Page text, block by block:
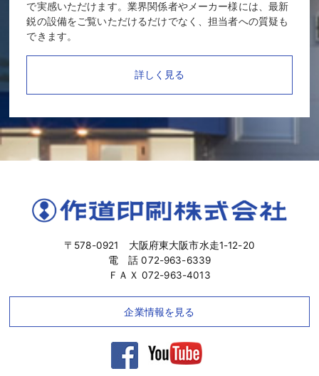
で実感いただけます。業界関係者やメーカー様には、最新
鋭の設備をご覧いただけるだけでなく、担当者への質疑も
できます。
詳しく見る
〒578-0921 大阪府東大阪市水走1-12-20
電 話 072-963-6339
ＦＡＸ 072-963-4013
企業情報を見る